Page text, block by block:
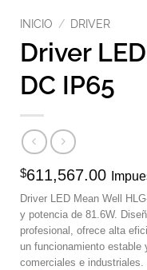
INICIO / DRIVER
Driver
DC IP65
$611,567.00
Driver LED Mean Well
y potencia de 81.6W.
profesional, ofrece alta
un funcionamiento estable
comerciales e industriales.